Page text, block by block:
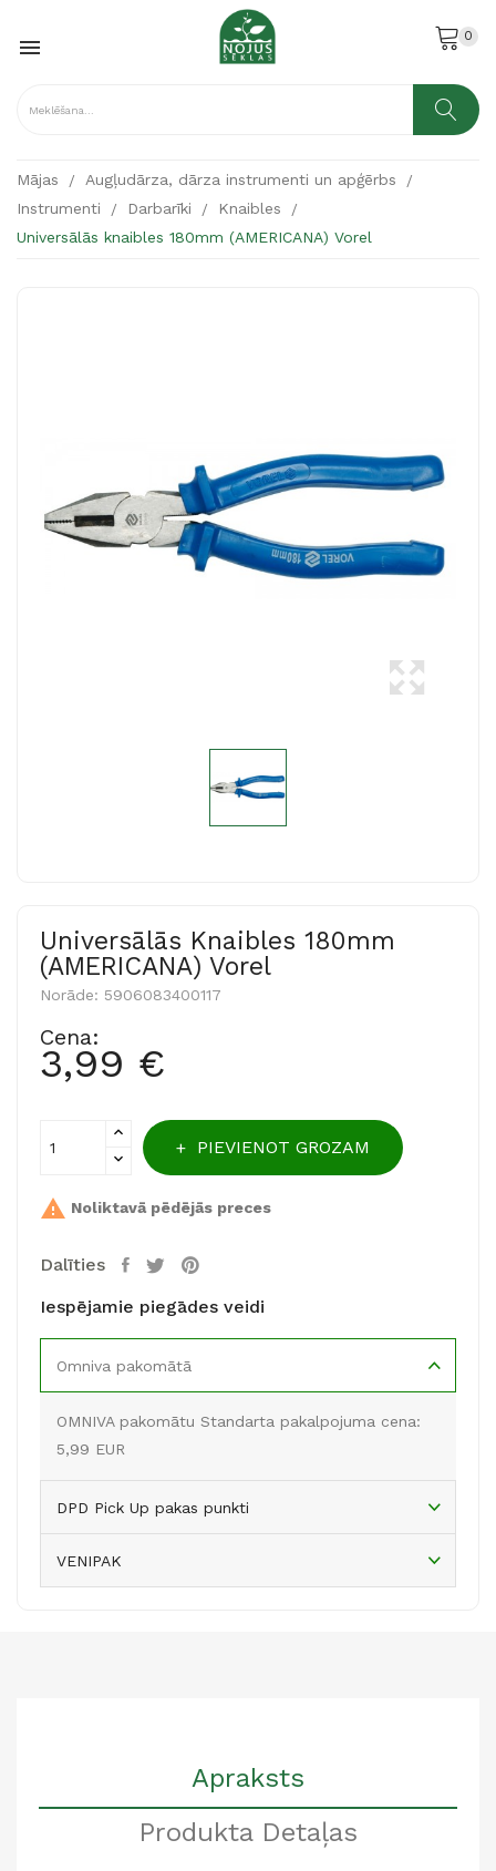
 0
Mājas
Augļudārza, dārza instrumenti un apģērbs
Instrumenti
Darbarīki
Knaibles
Universālās knaibles 180mm (AMERICANA) Vorel
Universālās Knaibles 180mm
(AMERICANA) Vorel
Norāde: 5906083400117
Cena:
3,99 €
PIEVIENOT GROZAM
 Noliktavā pēdējās preces
Dalīties
Iespējamie piegādes veidi
Omniva pakomātā
OMNIVA pakomātu Standarta pakalpojuma cena:
5,99 EUR
DPD Pick Up pakas punkti
VENIPAK
Apraksts
Produkta Detaļas